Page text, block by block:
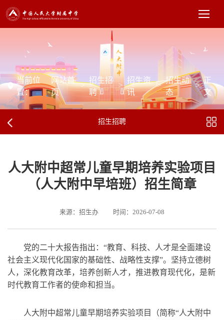
当前位
置：
网站首
页
>
招生招
聘
>
招生资
讯
>
招生动
态
>
正
文
招生招聘
人大附中超常儿童早期培养实验项目
（人大附中早培班）招生简章
来源：招生办 时间：2026-07-08
党的二十大报告指出：“教育、科技、人才是全面建设
社会主义现代化国家的基础性、战略性支撑”。坚持立德树
人，深化教育改革，培养创新人才，推进教育现代化，是新
时代教育工作者的使命和担当。
人大附中超常儿童早期培养实验项目（简称“人大附中